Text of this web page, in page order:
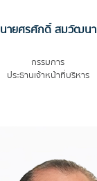
นายศรศักดิ์ สมวัฒนา
กรรมการ
ประธานเจ้าหน้าที่บริหาร